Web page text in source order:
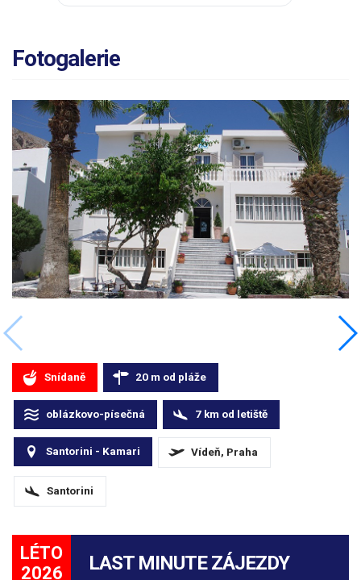
Fotogalerie
Snídaně 20 m od pláže
oblázkovo-písečná 7 km od letiště
Santorini - Kamari Vídeň, Praha
Santorini
LÉTO
2026
LAST MINUTE ZÁJEZDY